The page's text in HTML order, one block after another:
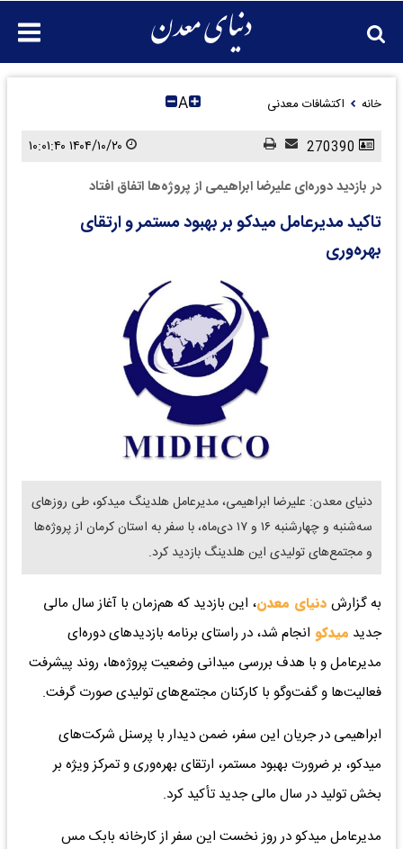
خانه اکتشافات معدنی A
در بازدید دوره‌ای علیرضا ابراهیمی از پرو‌ژه‌ها اتفاق افتاد
تاکید مدیر‌عامل میدکو بر بهبود مستمر و ارتقای
بهره‌وری
دنیای معدن: علیرضا ابراهیمی، مدیرعامل هلدینگ میدکو، طی روزهای
سه‌شنبه و چهارشنبه ۱۶ و ۱۷ دی‌ماه، با سفر به استان کرمان از پروژه‌ها
و مجتمع‌های تولیدی این هلدینگ بازدید کرد.
به گزارش دنیای معدن، این بازدید که هم‌زمان با آغاز سال مالی
جدید میدکو انجام شد، در راستای برنامه بازدیدهای دوره‌ای
مدیرعامل و با هدف بررسی میدانی وضعیت پروژه‌ها، روند پیشرفت
فعالیت‌ها و گفت‌وگو با کارکنان مجتمع‌های تولیدی صورت گرفت.
ابراهیمی در جریان این سفر، ضمن دیدار با پرسنل شرکت‌های
میدکو، بر ضرورت بهبود مستمر، ارتقای بهره‌وری و تمرکز ویژه بر
بخش تولید در سال مالی جدید تأکید کرد.
مدیرعامل میدکو در روز نخست این سفر از کارخانه بابک مس